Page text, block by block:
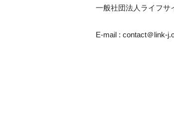
一般社団法人ライフサ
E-mail : contact＠link-